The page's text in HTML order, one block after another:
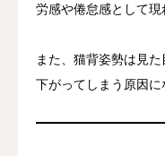
労感や倦怠感として現
また、猫背姿勢は見
下がってしまう原因に